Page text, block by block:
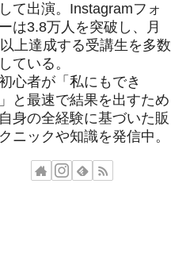
て出演。Instagramフォ
は3.8万人を突破し、月
上達成する受講生を多数
ている。
心者が「私にもでき
と最速で結果を出すため
身の全経験に基づいた販
ニックや知識を発信中。